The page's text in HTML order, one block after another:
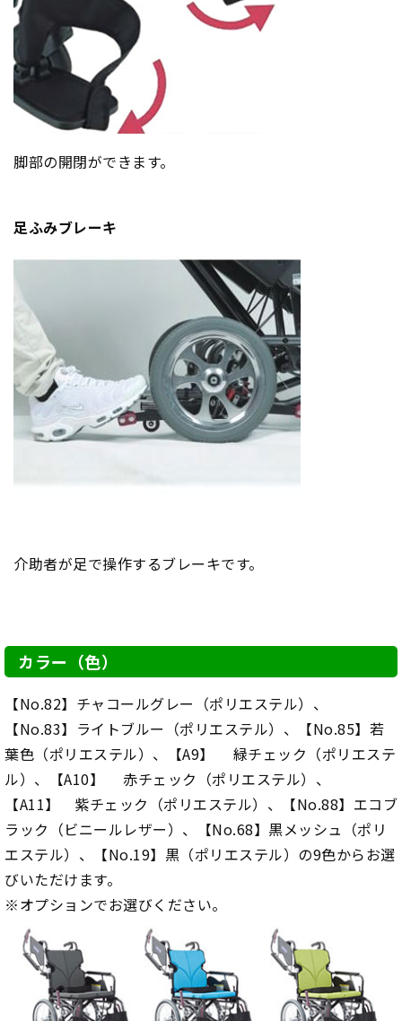
脚部の開閉ができます。
足ふみブレーキ
介助者が足で操作するブレーキです。
カラー（色）
【No.82】チャコールグレー（ポリエステル）、
【No.83】ライトブルー（ポリエステル）、【No.85】若
葉色（ポリエステル）、【A9】 緑チェック（ポリエステ
ル）、【A10】 赤チェック（ポリエステル）、
【A11】 紫チェック（ポリエステル）、【No.88】エコブ
ラック（ビニールレザー）、【No.68】黒メッシュ（ポリ
エステル）、【No.19】黒（ポリエステル）の9色からお選
びいただけます。
※オプションでお選びください。